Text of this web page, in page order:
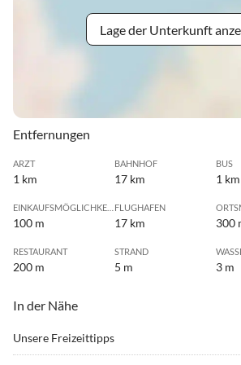
Lage der Unterkunft
Entfernungen
ARZT
1 km
BAHNHOF
17 km
BUS
1 km
100 m
FLUGHAFEN
17 km 300
RESTAURANT
200 m
STRAND
5 m 3 m
In der Nähe
Unsere Freizeittipps